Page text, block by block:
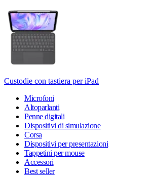
Custodie con tastiera per iPad
Microfoni
Altoparlanti
Penne digitali
Dispositivi di simulazione
Corsa
Dispositivi per presentazioni
Tappetini per mouse
Accessori
Best seller